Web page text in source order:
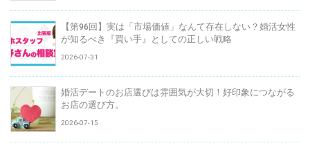
【第96回】実は「市場価値」なんて存在しない？婚活女性
が知るべき『買い手』としての正しい戦略
2026-07-31
婚活デートのお店選びは雰囲気が大切！好印象につながる
お店の選び方。
2026-07-15